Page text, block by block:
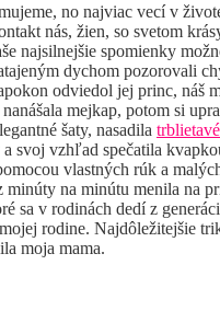
no najviac vecí v
nás, žien, so svetom
najsilnejšie spomienky
dychom pozorovali
odviedol jej princ, náš
mejkap, potom si
šaty, nasadila
svoj vzhľad spečatila
vlastných rúk a
na minútu menila na
sa v rodinách dedí z
rodine. Najdôležitejšie
moja mama.